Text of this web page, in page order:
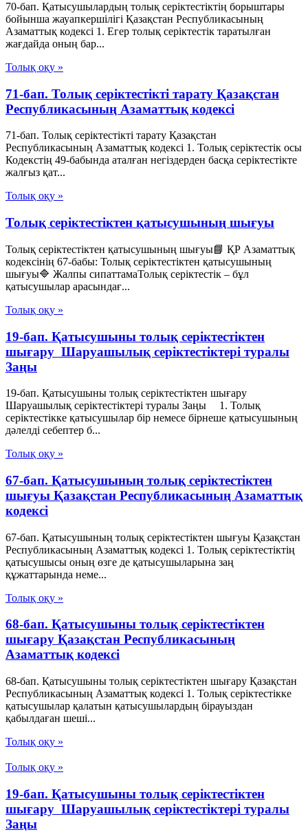
70-бап. Қатысушылардың толық серiктестiктiң борыштары
бойынша жауапкершiлiгi Қазақстан Республикасының
Азаматтық кодексi 1. Егер толық серiктестiк таратылған
жағдайда оның бар...
Толық оқу »
71-бап. Толық серiктестiктi тарату Қазақстан
Республикасының Азаматтық кодексi
71-бап. Толық серiктестiктi тарату Қазақстан
Республикасының Азаматтық кодексi 1. Толық серiктестiк осы
Кодекстiң 49-бабында аталған негiздерден басқа серiктестiкте
жалғыз қат...
Толық оқу »
Толық серіктестіктен қатысушының шығуы
Толық серіктестіктен қатысушының шығуы📘 ҚР Азаматтық
кодексінің 67-бабы: Толық серіктестіктен қатысушының
шығуы🔷 Жалпы сипаттамаТолық серіктестік – бұл
қатысушылар арасындағ...
Толық оқу »
19-бап. Қатысушыны толық серiктестiктен
шығару Шаруашылық серіктестіктері туралы
Заңы
19-бап. Қатысушыны толық серiктестiктен шығару
Шаруашылық серіктестіктері туралы Заңы 1. Толық
серiктестiкке қатысушылар бiр немесе бiрнеше қатысушының
дәлелдi себептер б...
Толық оқу »
67-бап. Қатысушының толық серiктестiктен
шығуы Қазақстан Республикасының Азаматтық
кодексi
67-бап. Қатысушының толық серiктестiктен шығуы Қазақстан
Республикасының Азаматтық кодексi 1. Толық серiктестiктiң
қатысушысы оның өзге де қатысушыларына заң
құжаттарында неме...
Толық оқу »
68-бап. Қатысушыны толық серiктестiктен
шығару Қазақстан Республикасының
Азаматтық кодексi
68-бап. Қатысушыны толық серiктестiктен шығару Қазақстан
Республикасының Азаматтық кодексi 1. Толық серiктестiкке
қатысушылар қалатын қатысушылардың бiрауыздан
қабылдаған шешi...
Толық оқу »
Толық оқу »
19-бап. Қатысушыны толық серiктестiктен
шығару Шаруашылық серіктестіктері туралы
Заңы